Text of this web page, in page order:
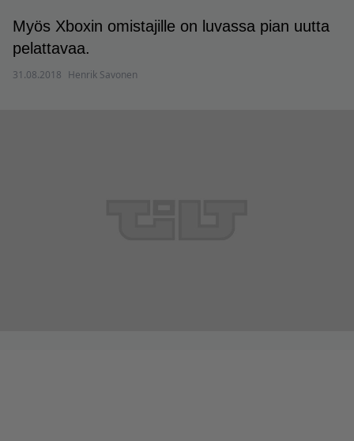
Myös Xboxin omistajille on luvassa pian uutta
pelattavaa.
31.08.2018 Henrik Savonen